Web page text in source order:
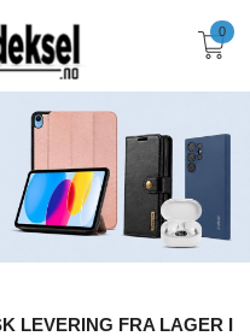
0
LEVERING FRA LAGER I